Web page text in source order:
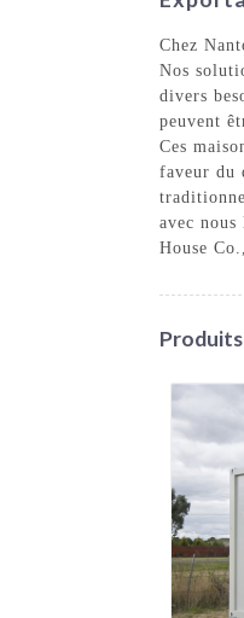
Chez
Nos
divers
peuvent
Ces
faveur du
avec
House